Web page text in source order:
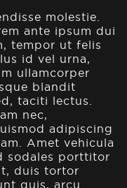
molestie.
ante ipsum dui
tempor ut felis
id vel urna,
ullamcorper
blandit
taciti lectus.
nec,
adipiscing
Amet vehicula
sodales porttitor
duis tortor
quis, arcu